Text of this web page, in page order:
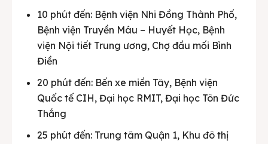
10 phút đến: Bệnh viện Nhi Đồng Thành Phố,
Bệnh viện Truyền Máu – Huyết Học, Bệnh
viện Nội tiết Trung ương, Chợ đầu mối Bình
Điền
20 phút đến: Bến xe miền Tây, Bệnh viện
Quốc tế CIH, Đại học RMIT, Đại học Tôn Đức
Thắng
25 phút đến: Trung tâm Quận 1, Khu đô thị